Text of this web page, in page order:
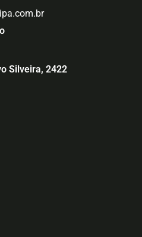
Silveira, 2422